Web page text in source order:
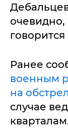
очевидно,
Ранее
военным
на
случае